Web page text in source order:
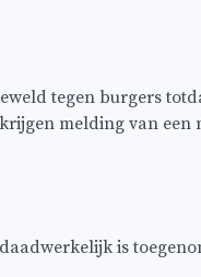
tegen burgers
melding van
is